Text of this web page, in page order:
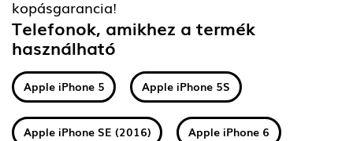
kopásgarancia!
Telefonok, amikhez a termék
használható
Apple iPhone 5 Apple iPhone 5S
Apple iPhone SE (2016) Apple iPhone 6